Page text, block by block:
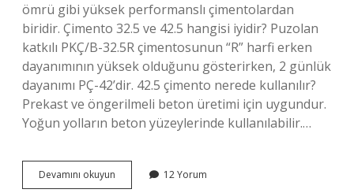
ömrü gibi yüksek performanslı çimentolardan
biridir. Çimento 32.5 ve 42.5 hangisi iyidir? Puzolan
katkılı PKÇ/B-32.5R çimentosunun “R” harfi erken
dayanımının yüksek olduğunu gösterirken, 2 günlük
dayanımı PÇ-42’dir. 42.5 çimento nerede kullanılır?
Prekast ve öngerilmeli beton üretimi için uygundur.
Yoğun yolların beton yüzeylerinde kullanılabilir.…
Devamını okuyun Inşaatta
En
12 Yorum